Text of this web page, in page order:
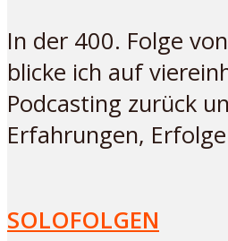
In der 400. Folge
blicke ich auf
Podcasting zurück
Erfahrungen,
SOLOFOLGEN